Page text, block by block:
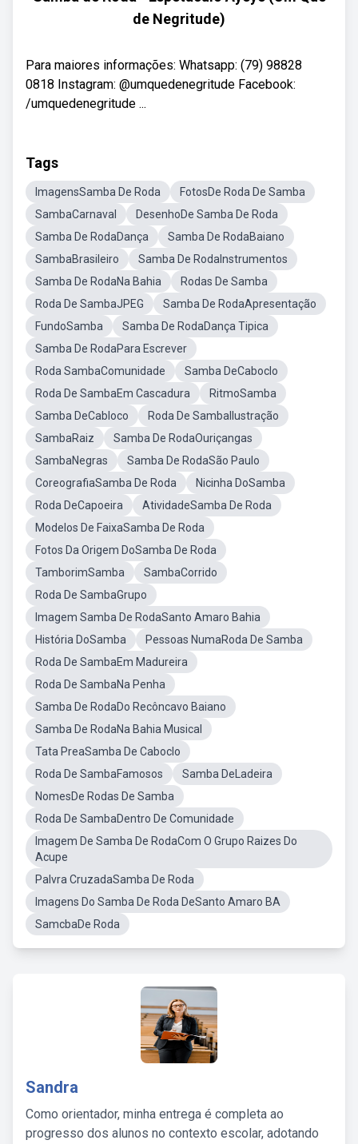
de Negritude)
Para maiores informações: Whatsapp: (79) 98828
0818 Instagram: @umquedenegritude Facebook:
/umquedenegritude ...
Tags
ImagensSamba De Roda
FotosDe Roda De Samba
SambaCarnaval
DesenhoDe Samba De Roda
Samba De RodaDança
Samba De RodaBaiano
SambaBrasileiro
Samba De RodaInstrumentos
Samba De RodaNa Bahia
Rodas De Samba
Roda De SambaJPEG
Samba De RodaApresentação
FundoSamba
Samba De RodaDança Tipica
Samba De RodaPara Escrever
Roda SambaComunidade
Samba DeCaboclo
Roda De SambaEm Cascadura
RitmoSamba
Samba DeCabloco
Roda De SambaIlustração
SambaRaiz
Samba De RodaOuriçangas
SambaNegras
Samba De RodaSão Paulo
CoreografiaSamba De Roda
Nicinha DoSamba
Roda DeCapoeira
AtividadeSamba De Roda
Modelos De FaixaSamba De Roda
Fotos Da Origem DoSamba De Roda
TamborimSamba
SambaCorrido
Roda De SambaGrupo
Imagem Samba De RodaSanto Amaro Bahia
História DoSamba
Pessoas NumaRoda De Samba
Roda De SambaEm Madureira
Roda De SambaNa Penha
Samba De RodaDo Recôncavo Baiano
Samba De RodaNa Bahia Musical
Tata PreaSamba De Caboclo
Roda De SambaFamosos
Samba DeLadeira
NomesDe Rodas De Samba
Roda De SambaDentro De Comunidade
Imagem De Samba De RodaCom O Grupo Raizes Do
Acupe
Palvra CruzadaSamba De Roda
Imagens Do Samba De Roda DeSanto Amaro BA
SamcbaDe Roda
Sandra
Como orientador, minha entrega é completa ao
progresso dos alunos no contexto escolar, adotando